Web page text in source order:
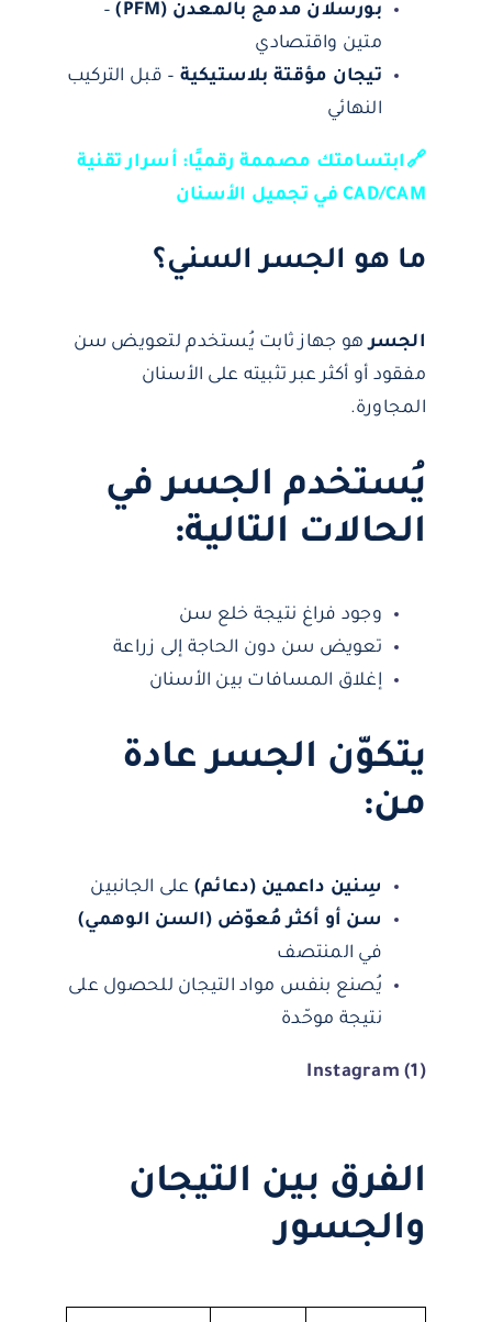
بورسلان مدمج بالمعدن (PFM)
–
متين واقتصادي
تيجان مؤقتة بلاستيكية – قبل التركيب
النهائي
🔗ابتسامتك مصممة رقميًا: أسرار تقنية
CAD/CAM في تجميل الأسنان
ما هو الجسر السني؟
الجسرهو جهاز ثابت يُستخدم لتعويض سن
مفقود أو أكثر عبر تثبيته على الأسنان
المجاورة.
يُستخدم الجسر في
الحالات التالية:
وجود فراغ نتيجة خلع سن
تعويض سن دون الحاجة إلى زراعة
إغلاق المسافات بين الأسنان
يتكوّن الجسر عادة
من:
سِنين داعمين (دعائم) على الجانبين
سن أو أكثر مُعوّض (السن الوهمي)
في المنتصف
يُصنع بنفس مواد التيجان للحصول على
نتيجة موحّدة
(1) Instagram
الفرق بين التيجان
والجسور